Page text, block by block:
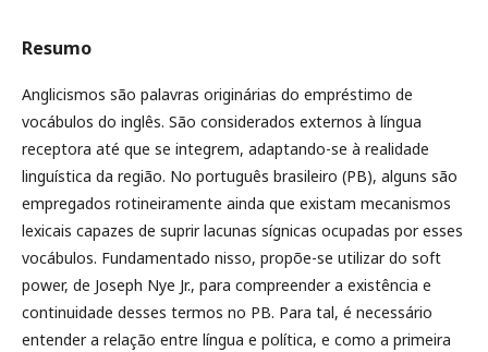
Resumo
Anglicismos são palavras originárias do empréstimo de
vocábulos do inglês. São considerados externos à língua
receptora até que se integrem, adaptando-se à realidade
linguística da região. No português brasileiro (PB), alguns são
empregados rotineiramente ainda que existam mecanismos
lexicais capazes de suprir lacunas sígnicas ocupadas por esses
vocábulos. Fundamentado nisso, propõe-se utilizar do soft
power, de Joseph Nye Jr., para compreender a existência e
continuidade desses termos no PB. Para tal, é necessário
entender a relação entre língua e política, e como a primeira